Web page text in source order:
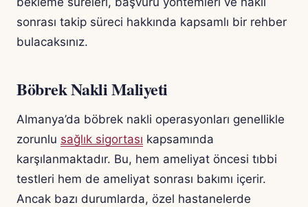
sonrası takip süreci hakkında kapsamlı bir rehber
bulacaksınız.
Böbrek Nakli Maliyeti
Almanya’da böbrek nakli operasyonları genellikle
zorunlu sağlık sigortası kapsamında
karşılanmaktadır. Bu, hem ameliyat öncesi tıbbi
testleri hem de ameliyat sonrası bakımı içerir.
Ancak bazı durumlarda, özel hastanelerde